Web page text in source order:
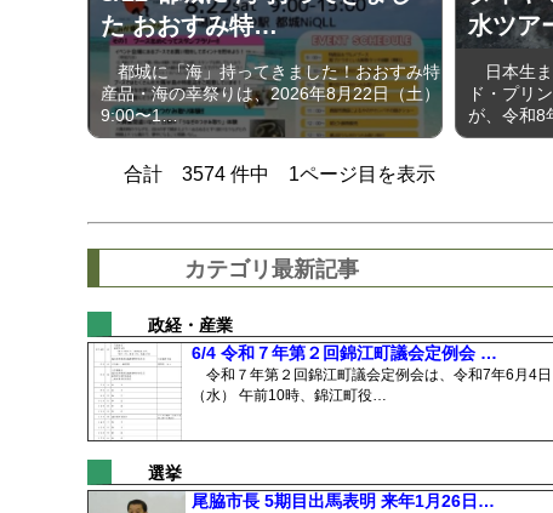
た おおすみ特…
都城に「海」持ってきました！おおすみ特
産品・海の幸祭りは、2026年8月22日（土）
9:00〜1…
水ツア
日本生ま
ド・プリ
が、令和8
合計 3574 件中 1ページ目を表示
カテゴリ最新記事
政経・産業
6/4 令和７年第２回錦江町議会定例会 …
令和７年第２回錦江町議会定例会は、令和7年6月4日
（水） 午前10時、錦江町役…
選挙
尾脇市長 5期目出馬表明 来年1月26日…